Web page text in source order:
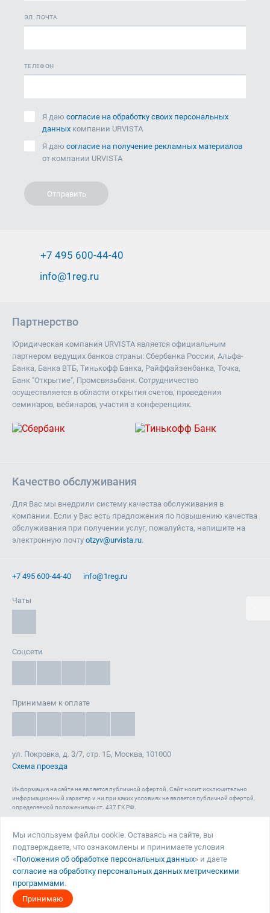
ЭЛ. ПОЧТА
ТЕЛЕФОН
Я даю согласие на обработку своих персональных
данных компании URVISTA
Я даю согласие на получение рекламных материалов
от компании URVISTA
Отправить
+7 495 600-44-40
info@1reg.ru
Партнерство
Юридическая компания URVISTA является официальным
партнером ведущих банков страны: Сбербанка России, Альфа-
Банка, Банка ВТБ, Тинькофф Банка, Райффайзенбанка, Точка,
Банк "Открытие", Промсвязьбанк. Сотрудничество
осуществляется в области открытия счетов, проведения
семинаров, вебинаров, участия в конференциях.
Качество обслуживания
Для Вас мы внедрили систему качества обслуживания в
компании. Если у Вас есть предложения по повышению качества
обслуживания при получении услуг, пожалуйста, напишите на
электронную почту otzyv@urvista.ru.
+7 495 600-44-40 info@1reg.ru
Чаты
Соцсети
Принимаем к оплате
ул. Покровка, д. 3/7, стр. 1Б, Москва, 101000
Схема проезда
Информация на сайте не является публичной офертой. Cайт носит исключительно
информационный характер и ни при каких условиях не является публичной офертой,
определяемой положениями ст. 437 ГК РФ.
(ОГРН: 1087746040140) , а также зарегистрирован в качестве СМИ. Запрещается
копирование (как для собственных нужд, так и с целью распространения) и любое
иное использование сайта, его элементов и материалов без письменного согласия
© Юрвиста, 2026
Правовая информация
Мы используем файлы cookie. Оставаясь на сайте, вы
подтверждаете, что ознакомлены и принимаете условия
«Положения об обработке персональных данных» и даете
согласие на обработку персональных данных метрическими
программами.
Принимаю